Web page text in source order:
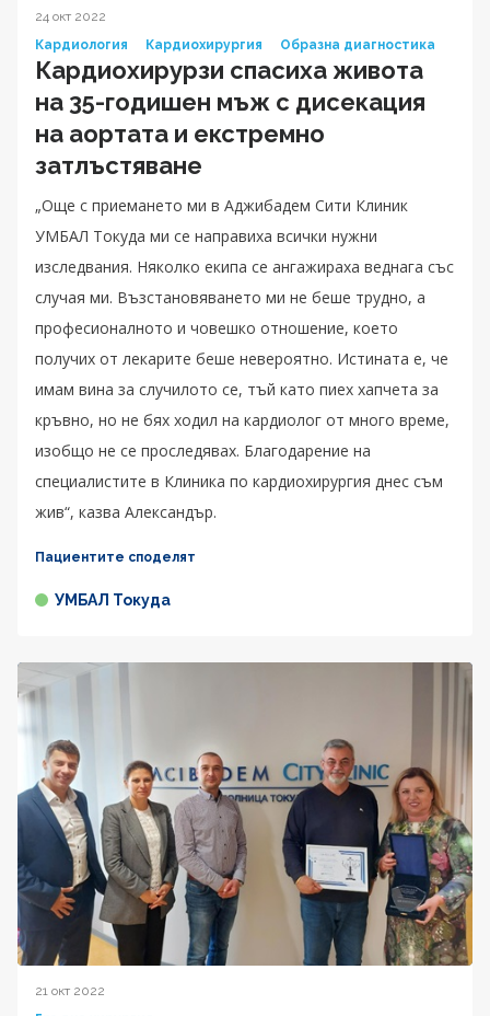
24 окт 2022
Кардиология
Кардиохирургия Образна диагностика
Кардиохирурзи спасиха живота
на 35-годишен мъж с дисекация
на аортата и екстремно
затлъстяване
„Още с приемането ми в Аджибадем Сити Клиник
УМБАЛ Токуда ми се направиха всички нужни
изследвания. Няколко екипа се ангажираха веднага със
случая ми. Възстановяването ми не беше трудно, а
професионалното и човешко отношение, което
получих от лекарите беше невероятно. Истината е, че
имам вина за случилото се, тъй като пиех хапчета за
кръвно, но не бях ходил на кардиолог от много време,
изобщо не се проследявах. Благодарение на
специалистите в Клиника по кардиохирургия днес съм
жив“, казва Александър.
Пациентите споделят
УМБАЛ Токуда
21 окт 2022